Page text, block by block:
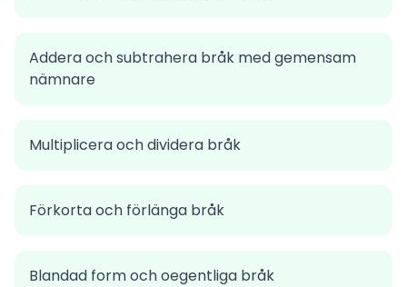
Addera och subtrahera bråk med gemensam
nämnare
Multiplicera och dividera bråk
Förkorta och förlänga bråk
Blandad form och oegentliga bråk